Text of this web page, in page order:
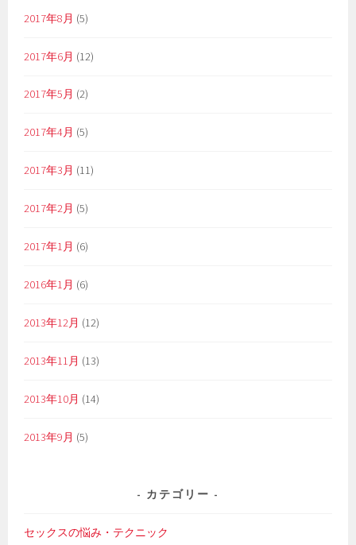
2017年8月 (5)
2017年6月 (12)
2017年5月 (2)
2017年4月 (5)
2017年3月 (11)
2017年2月 (5)
2017年1月 (6)
2016年1月 (6)
2013年12月 (12)
2013年11月 (13)
2013年10月 (14)
2013年9月 (5)
カテゴリー
セックスの悩み・テクニック